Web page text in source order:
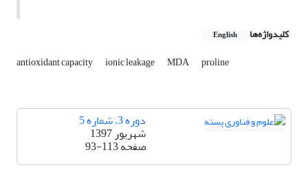
کلیدواژه‌ها English
antioxidant capacity ionic leakage MDA proline
دوره 3، شماره 5
شهریور 1397
صفحه93-113